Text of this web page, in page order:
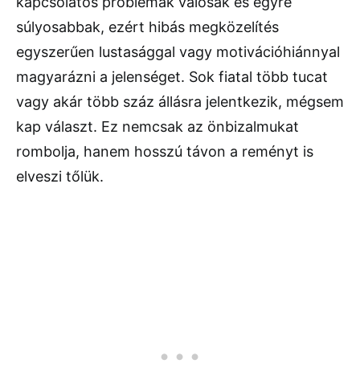
súlyosabbak, ezért hibás megközelítés
egyszerűen lustasággal vagy motivációhiánnyal
magyarázni a jelenséget. Sok fiatal több tucat
vagy akár több száz állásra jelentkezik, mégsem
kap választ. Ez nemcsak az önbizalmukat
rombolja, hanem hosszú távon a reményt is
elveszi tőlük.